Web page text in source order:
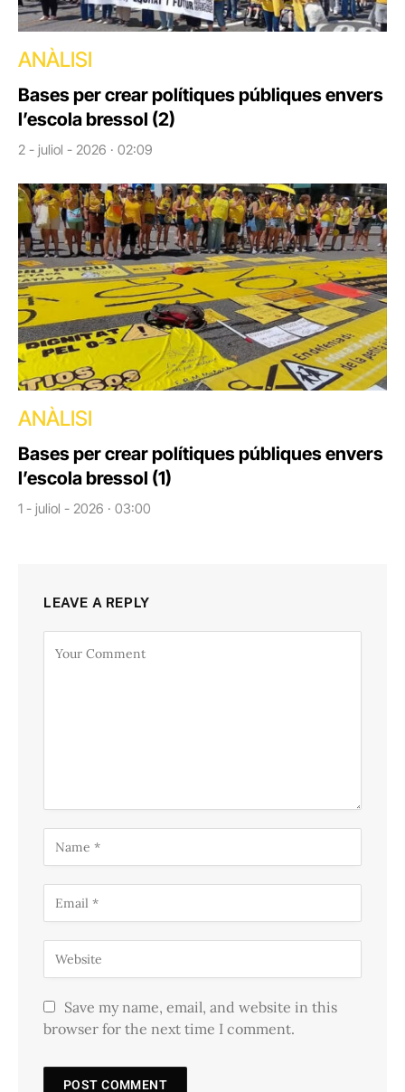
ANÀLISI
Bases per crear polítiques públiques envers
l’escola bressol (2)
2 - juliol - 2026 · 02:09
ANÀLISI
Bases per crear polítiques públiques envers
l’escola bressol (1)
1 - juliol - 2026 · 03:00
LEAVE A REPLY
Save my name, email, and website in this
browser for the next time I comment.